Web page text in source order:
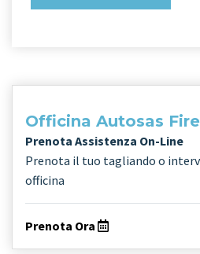
Officina Autosas
Prenota Assistenza On-Line
Prenota il tuo tagliando o
officina
Prenota Ora